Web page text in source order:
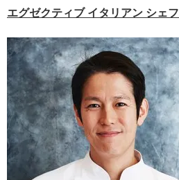
エグゼクティブ イタリアン シェフ